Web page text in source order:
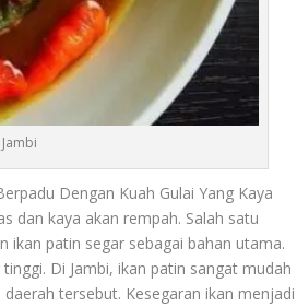
Dengan Kuah Gulai Yang Kaya
dan kaya akan rempah. Salah satu
patin segar sebagai bahan utama.
Di Jambi, ikan patin sangat mudah
tersebut. Kesegaran ikan menjadi